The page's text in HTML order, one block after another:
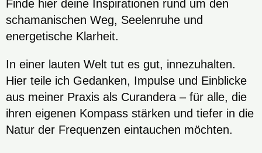
Finde hier deine Inspirationen rund um den
schamanischen Weg, Seelenruhe und
energetische Klarheit.
In einer lauten Welt tut es gut, innezuhalten.
Hier teile ich Gedanken, Impulse und Einblicke
aus meiner Praxis als Curandera – für alle, die
ihren eigenen Kompass stärken und tiefer in die
Natur der Frequenzen eintauchen möchten.